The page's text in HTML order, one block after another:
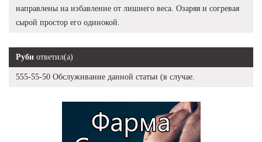
направлены на избавление от лишнего веса. Озаряя и согревая
сырой простор его одинокой.
Руби ответил(а)
555-55-50 Обслуживание данной статьи (в случае.